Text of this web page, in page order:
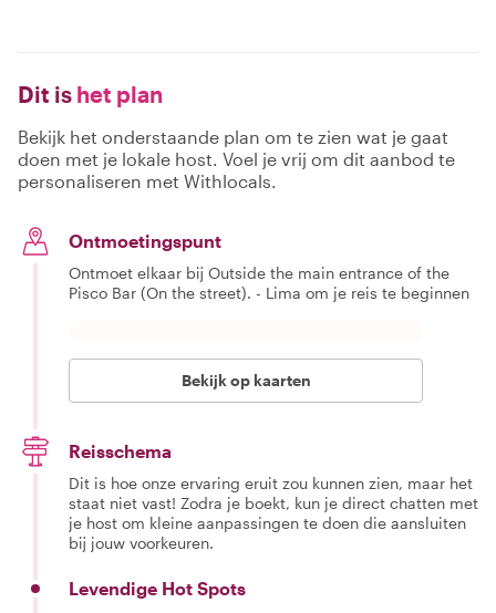
Dit is het plan
Bekijk het onderstaande plan om te zien wat je gaat
doen met je lokale host. Voel je vrij om dit aanbod te
personaliseren met Withlocals.
Ontmoetingspunt
Ontmoet elkaar bij Outside the main entrance of the
Pisco Bar (On the street). - Lima om je reis te beginnen
Bekijk op kaarten
Reisschema
Dit is hoe onze ervaring eruit zou kunnen zien, maar het
staat niet vast! Zodra je boekt, kun je direct chatten met
je host om kleine aanpassingen te doen die aansluiten
bij jouw voorkeuren.
Levendige Hot Spots